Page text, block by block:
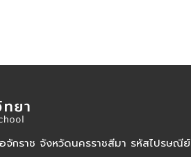
จักราช จังหวัดนครราชสีมา รหัสไปรษณีย์